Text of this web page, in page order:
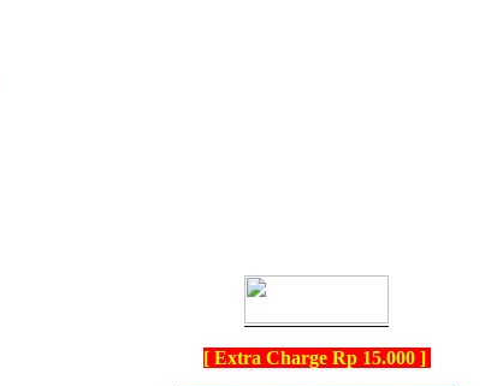
[ Extra Charge Rp 15.000 ]